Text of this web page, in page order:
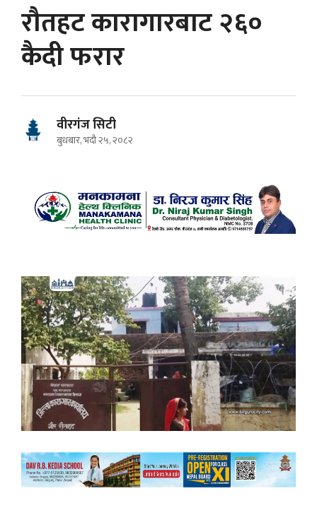
रौतहट कारागारबाट २६०
कैदी फरार
वीरगंज सिटी
बुधबार, भदौ २५, २०८२